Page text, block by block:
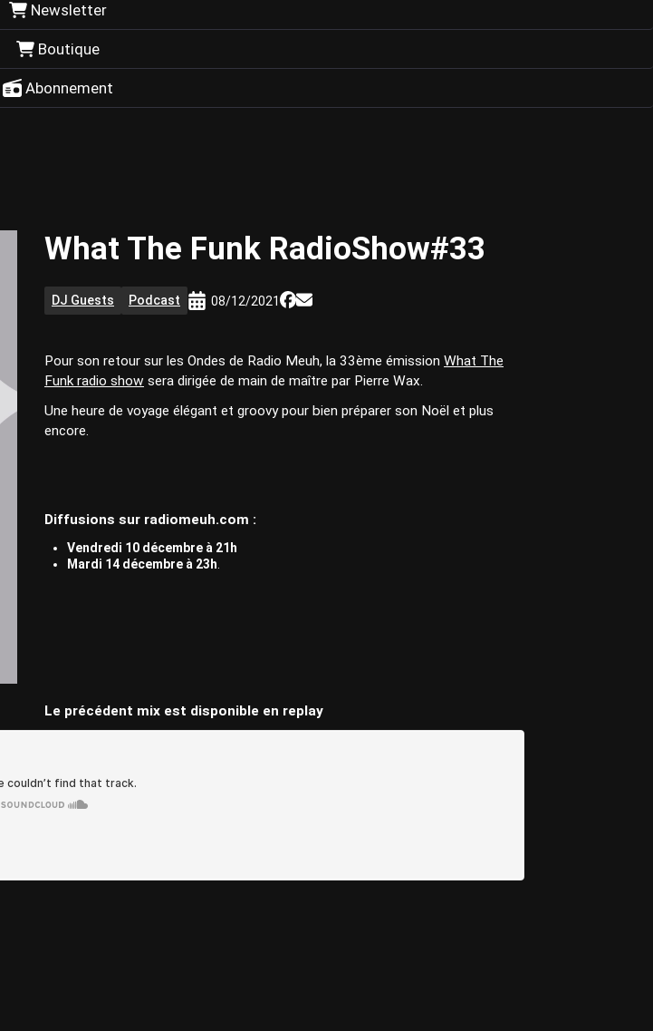
Newsletter
Boutique
Abonnement
What The Funk RadioShow#33
DJ Guests Podcast 08/12/2021
Pour son retour sur les Ondes de Radio Meuh, la 33ème émission What The
Funk radio show sera dirigée de main de maître par Pierre Wax.
Une heure de voyage élégant et groovy pour bien préparer son Noël et plus
encore.
Diffusions sur radiomeuh.com :
Vendredi 10 décembre à 21h
Mardi 14 décembre à 23h
Le précédent mix est disponible en replay